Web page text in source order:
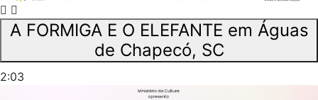
A FORMIGA E O ELEFANTE em Águas
de Chapecó, SC
2:03